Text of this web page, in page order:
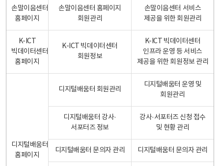
손말이음센터
홈페이지
손말이음센터 홈페이지
회원관리
손말이음센터 서비스
제공을 위한 회원관리
K-ICT
빅데이터센터
홈페이지
K-ICT 빅데이터센터
회원정보
K-ICT 빅데이터센터
인프라 운영 등 서비스
제공을 위한 회원정보 관리
디지털배움터
홈페이지
디지털배움터 회원관리
디지털배움터 운영 및
회원관리
디지털배움터 강사·
서포터즈 정보
강사·서포터즈 신청 접수
및 현황 관리
디지털배움터 문의자 관리 디지털배움터 문의자 관리